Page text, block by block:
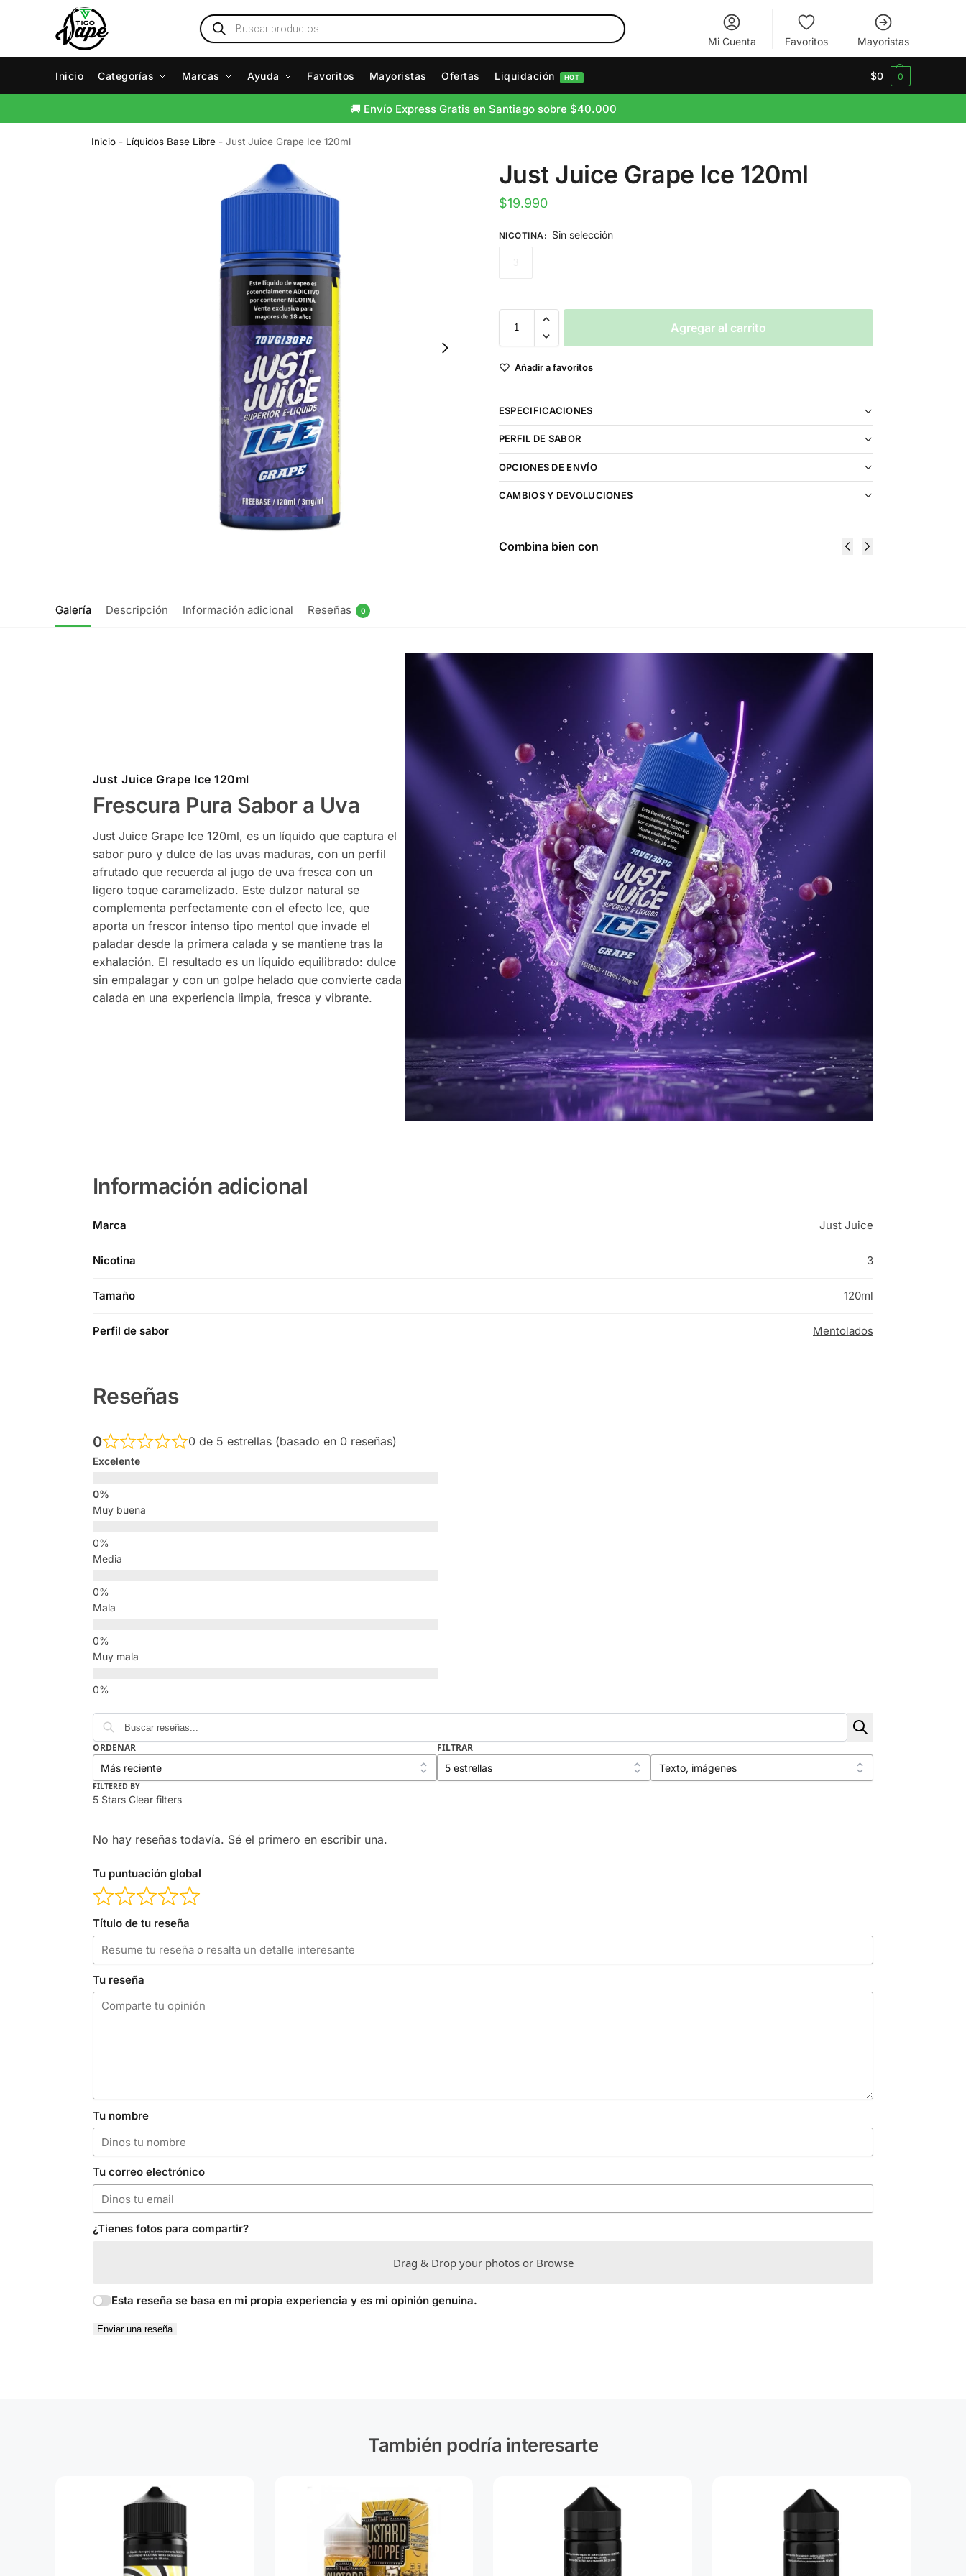
Mi Cuenta Favoritos Mayoristas
Inicio Categorías Marcas Ayuda Favoritos Mayoristas Ofertas Liquidación HOT $0 0
🚚 Envío Express Gratis en Santiago sobre $40.000
Inicio - Líquidos Base Libre -Just Juice Grape Ice 120ml
Just Juice Grape Ice 120ml
$19.990
NICOTINA : Sin selección
Agregar al carrito
Añadir a favoritos
ESPECIFICACIONES
PERFIL DE SABOR
OPCIONES DE ENVÍO
CAMBIOS Y DEVOLUCIONES
Combina bien con
Galería Descripción Información adicional Reseñas 0
Just Juice Grape Ice 120ml
Frescura Pura Sabor a Uva
Just Juice Grape Ice 120ml, es un líquido que captura el
sabor puro y dulce de las uvas maduras, con un perfil
afrutado que recuerda al jugo de uva fresca con un
ligero toque caramelizado. Este dulzor natural se
complementa perfectamente con el efecto Ice, que
aporta un frescor intenso tipo mentol que invade el
paladar desde la primera calada y se mantiene tras la
exhalación. El resultado es un líquido equilibrado: dulce
sin empalagar y con un golpe helado que convierte cada
calada en una experiencia limpia, fresca y vibrante.
Información adicional
Marca Just Juice
Nicotina 3
Tamaño 120ml
Perfil de sabor Mentolados
Reseñas
0 0 de 5 estrellas (basado en 0 reseñas)
Excelente
Muy buena
Media
Mala
Muy mala
ORDENAR FILTRAR
FILTERED BY
5 Stars Clear filters
No hay reseñas todavía. Sé el primero en escribir una.
Tu puntuación global
Título de tu reseña
Tu reseña
Tu nombre
Tu correo electrónico
¿Tienes fotos para compartir?
Drag & Drop your photos or Browse
Esta reseña se basa en mi propia experiencia y es mi opinión genuina.
Enviar una reseña
También podría interesarte